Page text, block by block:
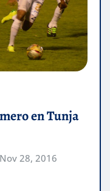
en Tunja
Nov 28, 2016